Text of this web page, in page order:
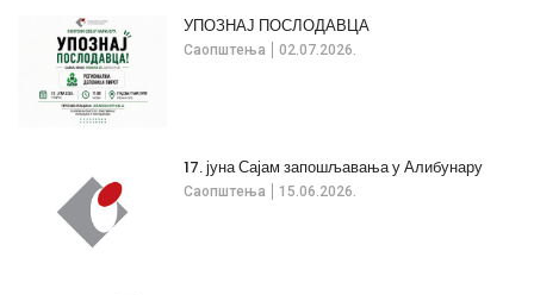
Саопштења 02.07.2026.
УПОЗНАЈ ПОСЛОДАВЦА
Саопштења 15.06.2026.
17. јуна Сајам запошљавања у Алибунару